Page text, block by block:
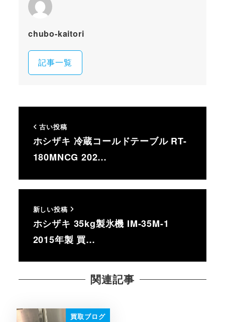
chubo-kaitori
記事一覧
古い投稿
ホシザキ 冷蔵コールドテーブル RT-
180MNCG 202…
新しい投稿
ホシザキ 35kg製氷機 IM-35M-1
2015年製 買…
関連記事
買取ブログ